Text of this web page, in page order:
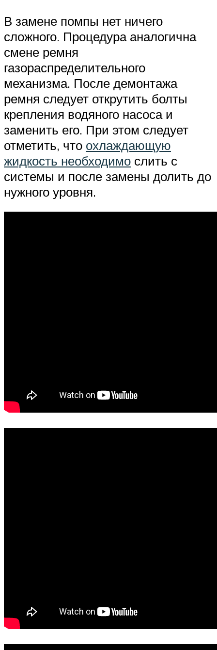
В замене помпы нет ничего
сложного. Процедура аналогична
смене ремня
газораспределительного
механизма. После демонтажа
ремня следует открутить болты
крепления водяного насоса и
заменить его. При этом следует
отметить, что охлаждающую
жидкость необходимо слить с
системы и после замены долить до
нужного уровня.